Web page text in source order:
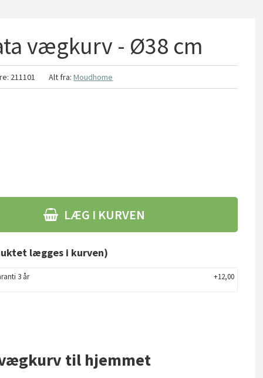
vægkurv - Ø38 cm
211101 Alt fra:Moudhome
LÆG I KURVEN
lægges i kurven)
3 år +12,00
til hjemmet